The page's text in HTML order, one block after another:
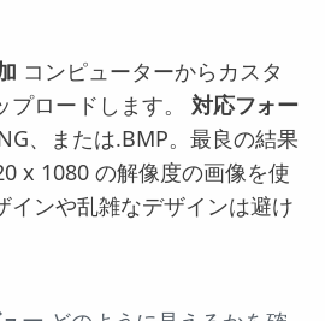
コンピューターからカスタ
ロードします。 対応フォー
、または.BMP。最良の結果
x 1080 の解像度の画像を使
インや乱雑なデザインは避け